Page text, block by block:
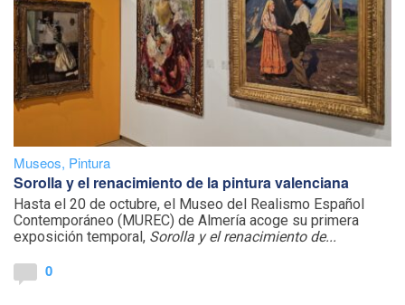
Museos, Pintura
Sorolla y el renacimiento de la pintura valenciana
Hasta el 20 de octubre, el Museo del Realismo Español
Contemporáneo (MUREC) de Almería acoge su primera
exposición temporal, Sorolla y el renacimiento de...
0